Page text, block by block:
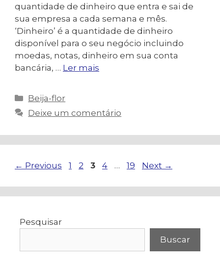
quantidade de dinheiro que entra e sai de
sua empresa a cada semana e mês.
‘Dinheiro’ é a quantidade de dinheiro
disponível para o seu negócio incluindo
moedas, notas, dinheiro em sua conta
bancária, … Ler mais
Categorias
Beija-flor
Deixe um comentário
Navegação
post
← Previous Page
1 Page
2 Page
3 Page
4 … Page
19 Next →
Pesquisar
Buscar